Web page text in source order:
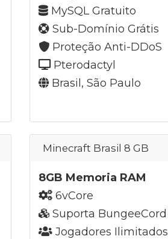
MySQL Gratuito
Sub-Domínio Grátis
Proteção Anti-DDoS
Pterodactyl
Brasil, São Paulo
Minecraft Brasil 8 GB
8GB Memoria RAM
6vCore
Suporta BungeeCord
Jogadores Ilimitados